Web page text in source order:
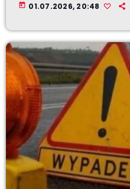
today 01.07.2026, 20:48